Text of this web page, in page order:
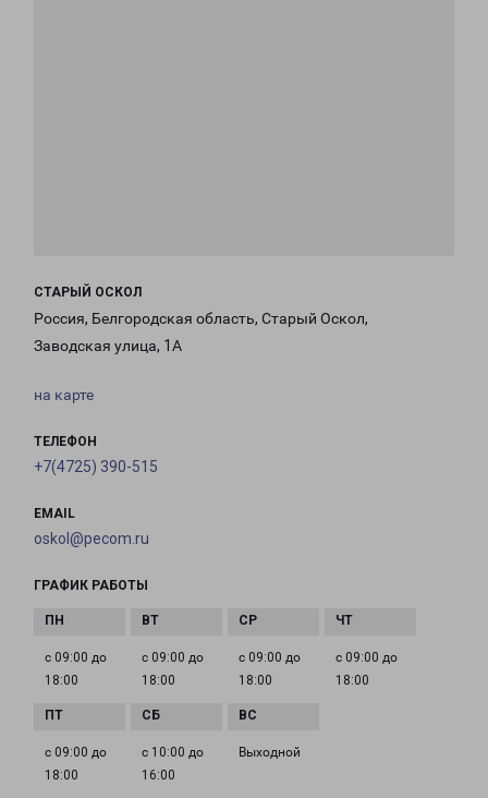
СТАРЫЙ ОСКОЛ
Россия, Белгородская область, Старый Оскол,
Заводская улица, 1А
на карте
ТЕЛЕФОН
+7(4725) 390-515
EMAIL
oskol@pecom.ru
ГРАФИК РАБОТЫ
с 09:00 до
18:00
с 09:00 до
18:00
с 09:00 до
18:00
с 09:00 до
18:00
с 09:00 до
18:00
с 10:00 до
16:00
Выходной